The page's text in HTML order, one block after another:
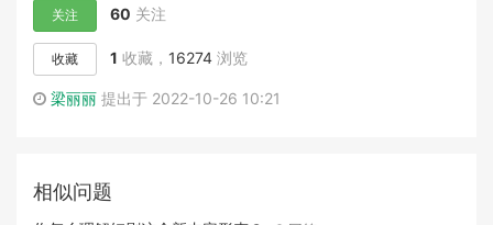
关注 60 关注
收藏 1 收藏， 16274 浏览
梁丽丽 提出于 2022-10-26 10:21
相似问题